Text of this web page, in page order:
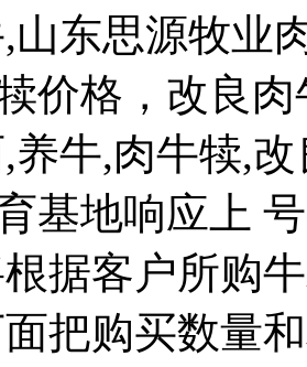
山东思源牧业
价格，改良
养牛,肉牛犊,
基地响应上
据客户所购
把购买数量